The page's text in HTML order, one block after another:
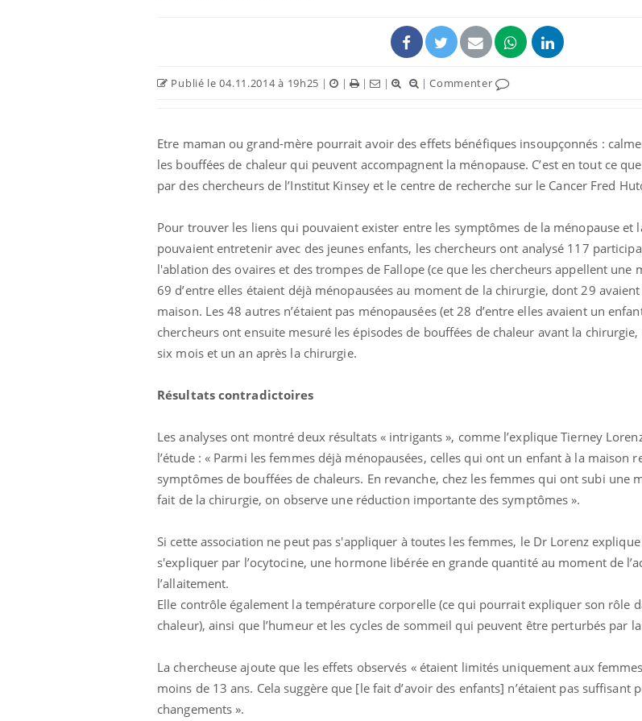
Publié le 04.11.2014 à 19h25 | | | | |Commenter
Etre maman ou grand-mère pourrait avoir des effets bénéfiques insoupçonnés :
les bouffées de chaleur qui peuvent accompagnent la ménopause. C’est en tout ce
par des chercheurs de l’Institut Kinsey et le centre de recherche sur le Cancer Fred
Pour trouver les liens qui pouvaient exister entre les symptômes de la ménopause et
pouvaient entretenir avec des jeunes enfants, les chercheurs ont analysé 117
l'ablation des ovaires et des trompes de Fallope (ce que les chercheurs appellent une
69 d’entre elles étaient déjà ménopausées au moment de la chirurgie, dont 29
maison. Les 48 autres n’étaient pas ménopausées (et 28 d’entre elles avaient un
chercheurs ont ensuite mesuré les épisodes de bouffées de chaleur avant la
six mois et un an après la chirurgie.
Résultats contradictoires
Les analyses ont montré deux résultats « intrigants », comme l’explique Tierney
l’étude : « Parmi les femmes déjà ménopausées, celles qui ont un enfant à la maison
symptômes de bouffées de chaleurs. En revanche, chez les femmes qui ont subi une
fait de la chirurgie, on observe une réduction importante des symptômes ».
Si cette association ne peut pas s'appliquer à toutes les femmes, le Dr Lorenz
s'expliquer par l’ocytocine, une hormone libérée en grande quantité au moment de
l’allaitement.
Elle contrôle également la température corporelle (ce qui pourrait expliquer son rôle
chaleur), ainsi que l’humeur et les cycles de sommeil qui peuvent être perturbés par
La chercheuse ajoute que les effets observés « étaient limités uniquement aux
moins de 13 ans. Cela suggère que [le fait d’avoir des enfants] n’étaient pas suffisant
changements ».
Le Ramadan approche, et, pour de
nombreuses personnes atteintes de
diabète, c'est une période de questions, de
faciliter l’accès à la médecine
préventiveYoutube
Coup de
nouveau